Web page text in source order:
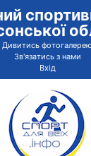
Дивитись
Зв'язатись з нами
Вхід